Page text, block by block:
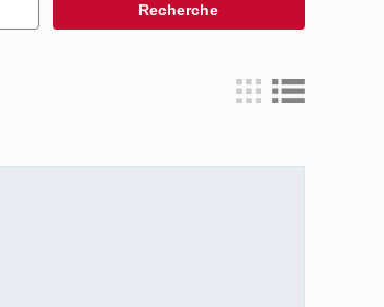
Recherche